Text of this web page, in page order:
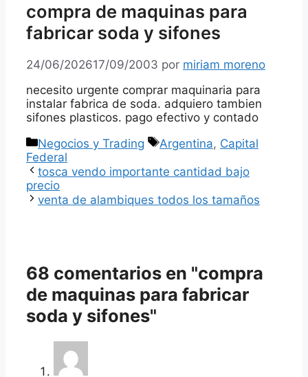
compra de maquinas para
fabricar soda y sifones
24/06/202617/09/2003 por miriam moreno
necesito urgente comprar maquinaria para
instalar fabrica de soda. adquiero tambien
sifones plasticos. pago efectivo y contado
Categorías
Negocios y Trading Etiquetas
Argentina, Capital
Federal
tosca vendo importante cantidad bajo
precio
venta de alambiques todos los tamaños
68 comentarios en "compra
de maquinas para fabricar
soda y sifones"